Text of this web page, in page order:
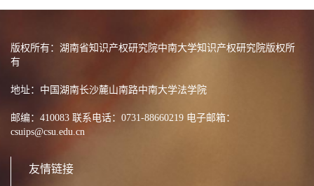
版权所有：湖南省知识产权研究院中南大学知识产权研究院版权所
有
地址：中国湖南长沙麓山南路中南大学法学院
邮编：410083 联系电话：0731-88660219 电子邮箱：
csuips@csu.edu.cn
友情链接